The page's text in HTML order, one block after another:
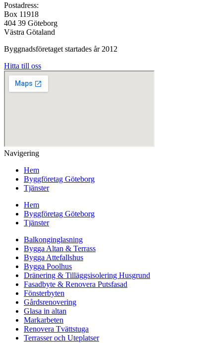
Postadress:
Box 11918
404 39 Göteborg
Västra Götaland
Byggnadsföretaget startades år 2012
Hitta till oss
Navigering
Hem
Byggföretag Göteborg
Tjänster
Hem
Byggföretag Göteborg
Tjänster
Balkonginglasning
Bygga Altan & Terrass
Bygga Attefallshus
Bygga Poolhus
Dränering & Tilläggsisolering Husgrund
Fasadbyte & Renovera Putsfasad
Fönsterbyten
Gårdsrenovering
Glasa in altan
Markarbeten
Renovera Tvättstuga
Terrasser och Uteplatser